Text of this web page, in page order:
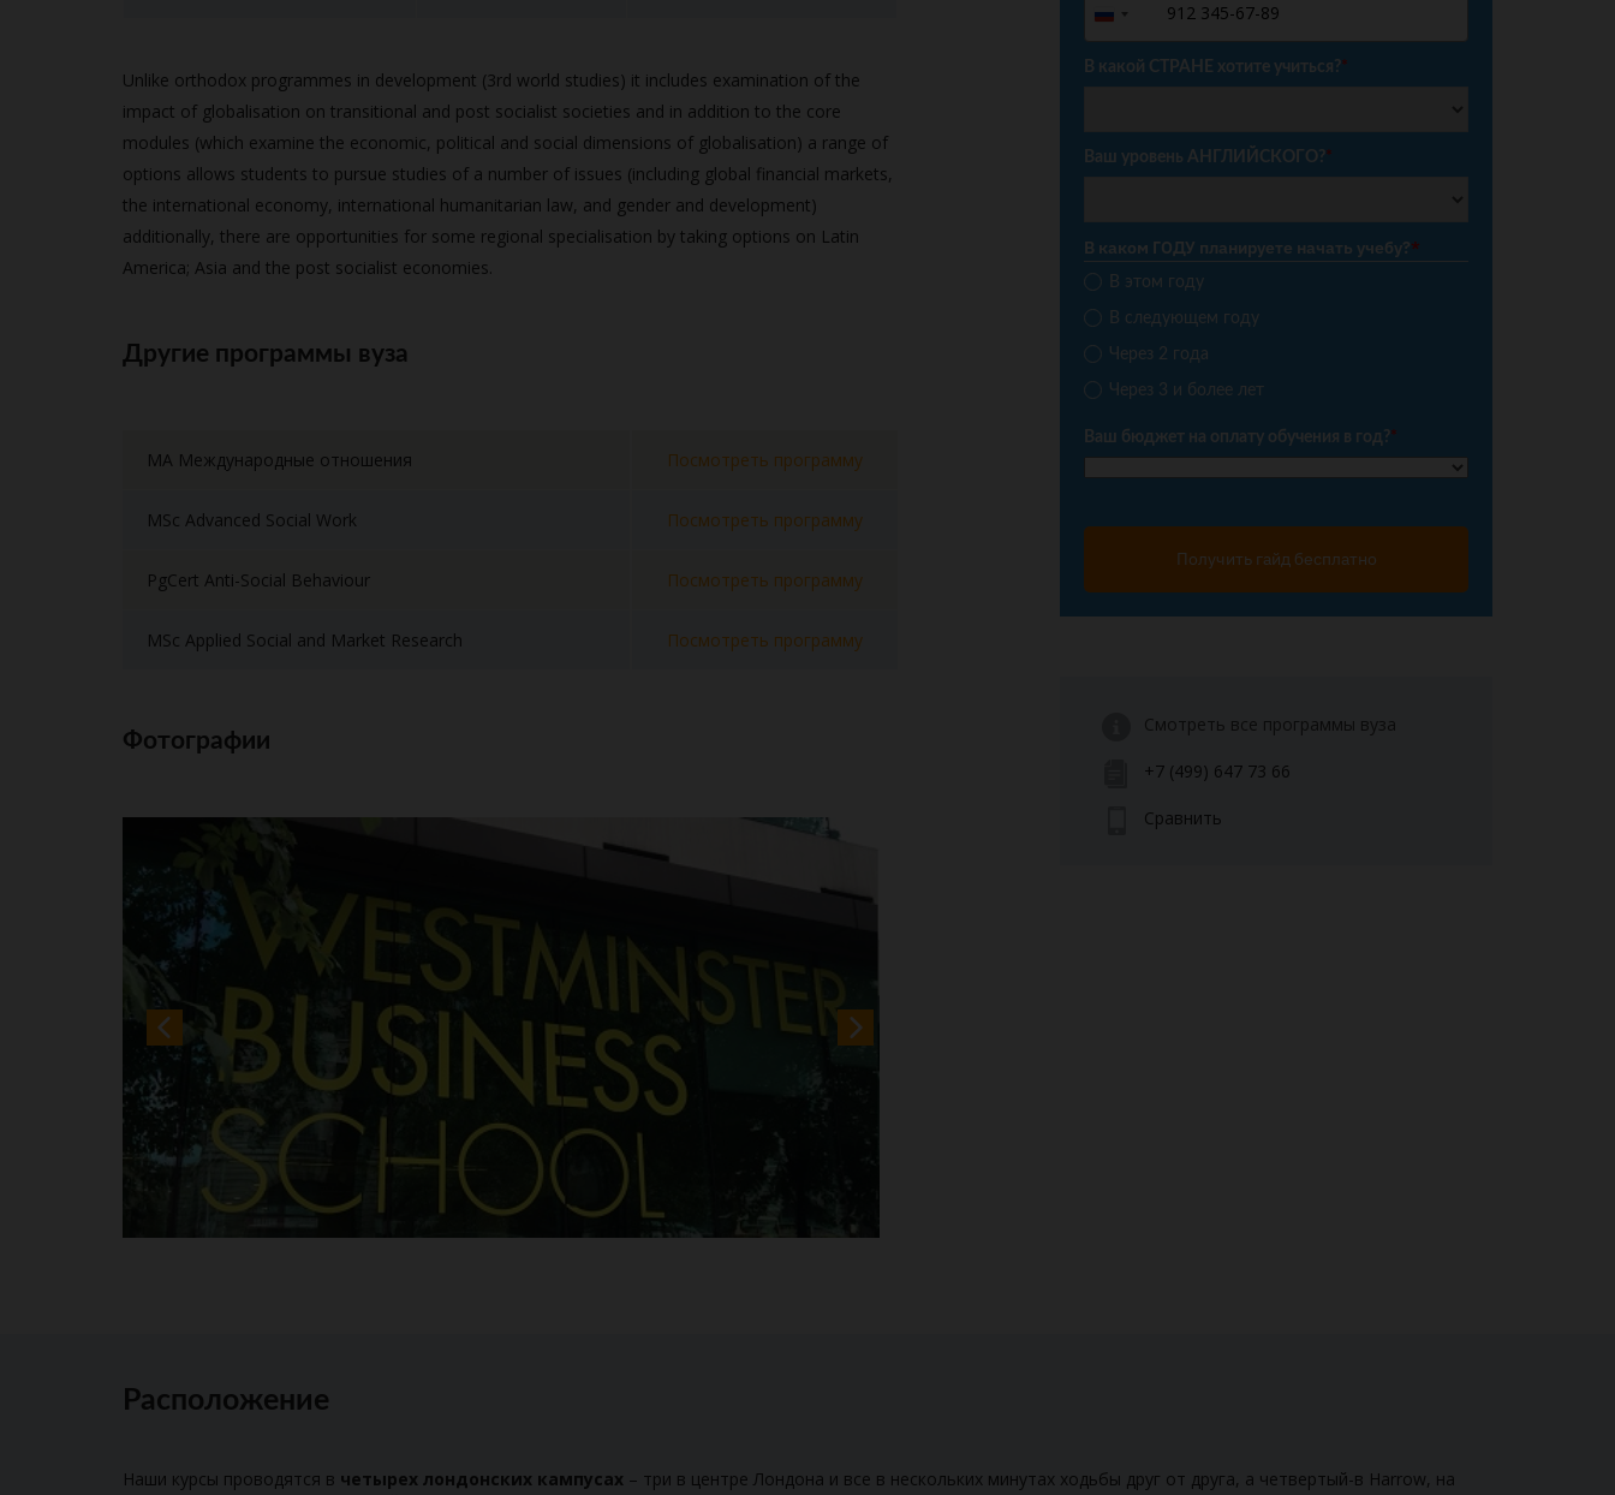
Unlike orthodox programmes in development (3rd world studies) it includes examination of the
impact of globalisation on transitional and post socialist societies and in addition to the core
modules (which examine the economic, political and social dimensions of globalisation) a range of
options allows students to pursue studies of a number of issues (including global financial markets,
the international economy, international humanitarian law, and gender and development)
additionally, there are opportunities for some regional specialisation by taking options on Latin
America; Asia and the post socialist economies.
Другие программы вуза
MA Международные отношения Посмотреть программу
MSc Advanced Social Work Посмотреть программу
PgCert Anti-Social Behaviour Посмотреть программу
MSc Applied Social and Market Research Посмотреть программу
Фотографии
Russia
+7
В какой СТРАНЕ хотите учиться?*
Ваш уровень АНГЛИЙСКОГО?*
В каком ГОДУ планируете начать учебу?*
В этом году
В следующем году
Через 2 года
Через 3 и более лет
Ваш бюджет на оплату обучения в год?*
Получить гайд бесплатно
Смотреть все программы вуза
+7 (499) 647 73 66
Сравнить
Расположение
Наши курсы проводятся в четырех лондонских кампусах – три в центре Лондона и все в нескольких минутах ходьбы друг от друга, а четвертый-в Harrow, на